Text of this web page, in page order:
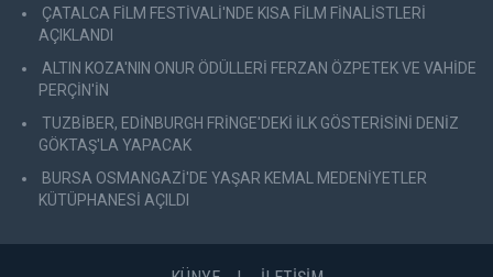
ÇATALCA FİLM FESTİVALİ'NDE KISA FİLM FİNALİSTLERİ
AÇIKLANDI
ALTIN KOZA'NIN ONUR ÖDÜLLERİ FERZAN ÖZPETEK VE VAHİDE
PERÇİN'İN
TUZBİBER, EDİNBURGH FRİNGE'DEKİ İLK GÖSTERİSİNİ DENİZ
GÖKTAŞ'LA YAPACAK
BURSA OSMANGAZİ'DE YAŞAR KEMAL MEDENİYETLER
KÜTÜPHANESİ AÇILDI